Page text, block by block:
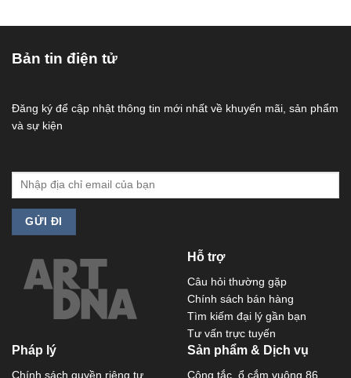
Bản tin điện tử
Đăng ký để cập nhật thông tin mới nhất về khuyến mãi, sản phẩm
và sự kiện
Hỗ trợ
Câu hỏi thường gặp
Chính sách bán hàng
Tìm kiếm đại lý gần bạn
Tư vấn trực tuyến
Pháp lý
Chính sách quyền riêng tư
Sản phẩm & Dịch vụ
Công tắc, ổ cắm vuông 86